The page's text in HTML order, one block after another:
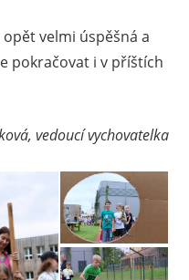
velmi úspěšná a
pokračovat i v příštích
vedoucí vychovatelka